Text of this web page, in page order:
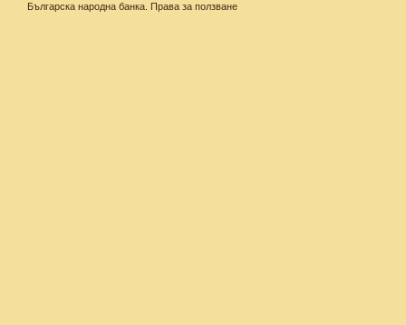
Българска народна банка. Права за ползване